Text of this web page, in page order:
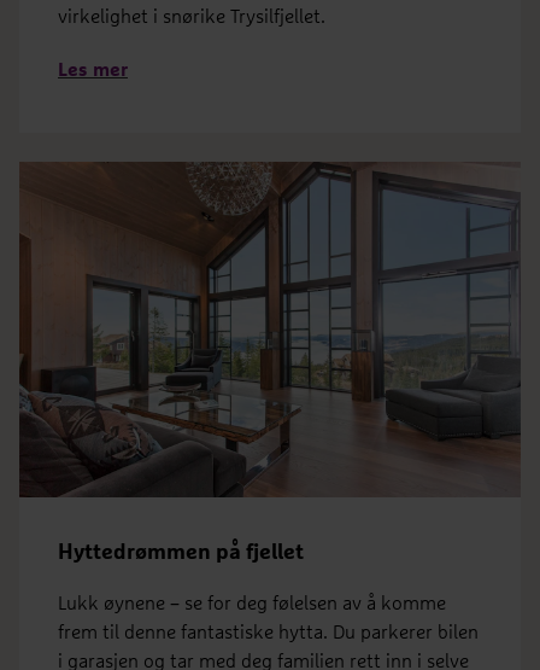
virkelighet i snørike Trysilfjellet.
Les mer
Hyttedrømmen på fjellet
Lukk øynene – se for deg følelsen av å komme
frem til denne fantastiske hytta. Du parkerer bilen
i garasjen og tar med deg familien rett inn i selve